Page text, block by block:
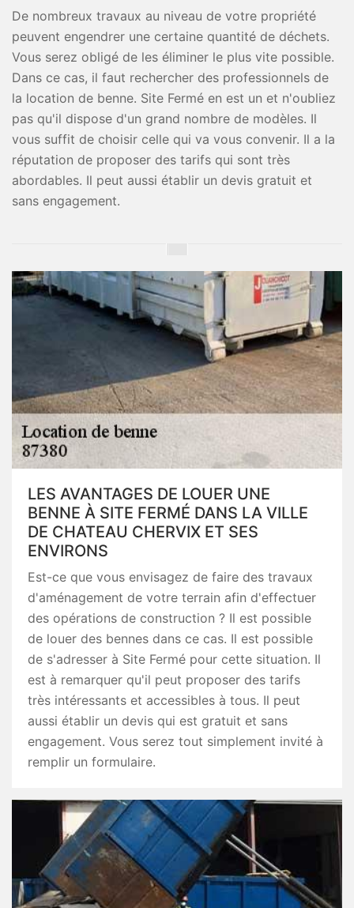
De nombreux travaux au niveau de votre propriété
peuvent engendrer une certaine quantité de déchets.
Vous serez obligé de les éliminer le plus vite possible.
Dans ce cas, il faut rechercher des professionnels de
la location de benne. Site Fermé en est un et n'oubliez
pas qu'il dispose d'un grand nombre de modèles. Il
vous suffit de choisir celle qui va vous convenir. Il a la
réputation de proposer des tarifs qui sont très
abordables. Il peut aussi établir un devis gratuit et
sans engagement.
LES AVANTAGES DE LOUER UNE
BENNE À SITE FERMÉ DANS LA VILLE
DE CHATEAU CHERVIX ET SES
ENVIRONS
Est-ce que vous envisagez de faire des travaux
d'aménagement de votre terrain afin d'effectuer
des opérations de construction ? Il est possible
de louer des bennes dans ce cas. Il est possible
de s'adresser à Site Fermé pour cette situation. Il
est à remarquer qu'il peut proposer des tarifs
très intéressants et accessibles à tous. Il peut
aussi établir un devis qui est gratuit et sans
engagement. Vous serez tout simplement invité à
remplir un formulaire.